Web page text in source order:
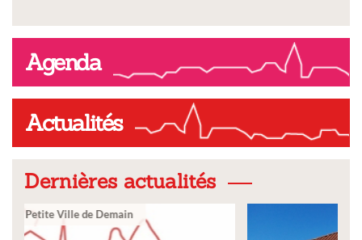
Agenda
Actualités
Dernières actualités